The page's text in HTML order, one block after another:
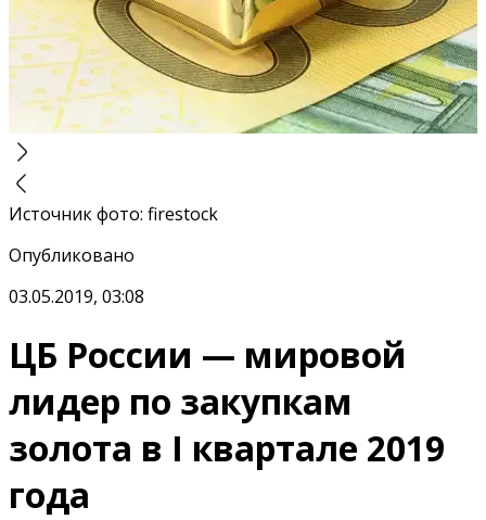
Источник фото: firestock
Опубликовано
03.05.2019, 03:08
ЦБ России — мировой
лидер по закупкам
золота в I квартале 2019
года